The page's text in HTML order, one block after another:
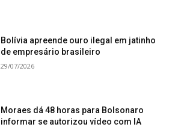
Bolívia apreende ouro ilegal em jatinho
de empresário brasileiro
29/07/2026
Moraes dá 48 horas para Bolsonaro
informar se autorizou vídeo com IA